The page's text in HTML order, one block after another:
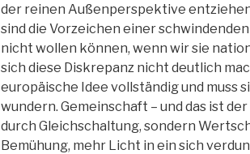
der reinen Außenperspektive
sind die Vorzeichen einer
nicht wollen können, wenn wir sie
sich diese Diskrepanz nicht deutlich
europäische Idee vollständig und muss
wundern. Gemeinschaft – und das ist
durch Gleichschaltung, sondern
Bemühung, mehr Licht in ein sich